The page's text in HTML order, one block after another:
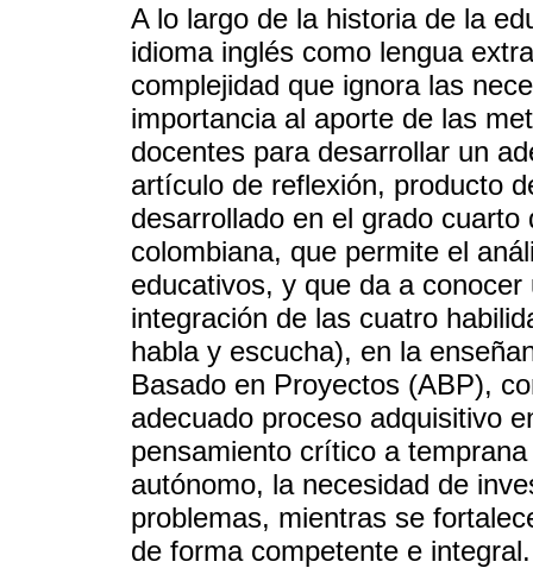
A lo largo de la historia de la
idioma inglés como lengua
complejidad que ignora las
importancia al aporte de las
docentes para desarrollar un
artículo de reflexión, producto
desarrollado en el grado
colombiana, que permite el
educativos, y que da a
integración de las cuatro
habla y escucha), en la
Basado en Proyectos (ABP),
adecuado proceso adquisitivo
pensamiento crítico a
autónomo, la necesidad de
problemas, mientras se
de forma competente e integral.